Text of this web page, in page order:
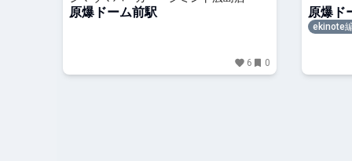
原爆ドーム前駅
6 0
原爆ド
ekinote